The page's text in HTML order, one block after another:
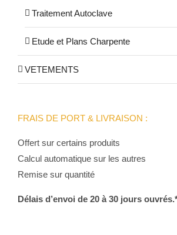
Traitement Autoclave
Etude et Plans Charpente
VETEMENTS
FRAIS DE PORT & LIVRAISON :
Offert sur certains produits
Calcul automatique sur les autres
Remise sur quantité
Délais d’envoi de 20 à 30 jours